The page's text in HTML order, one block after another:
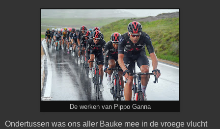
De werken van Pippo Ganna
Ondertussen was ons aller Bauke mee in de vroege vlucht